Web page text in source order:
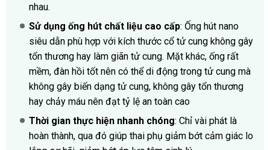
nhau.
Sử dụng ống hút chất liệu cao cấp: Ống hút nano
siêu dẫn phù hợp với kích thước cổ tử cung không gây
tổn thương hay làm giãn tử cung. Mặt khác, ống rất
mềm, đàn hồi tốt nên có thể di động trong tử cung mà
không gây biến dạng tử cung, không gây tổn thương
hay chảy máu nên đạt tỷ lệ an toàn cao
Thời gian thực hiện nhanh chóng: Chỉ vài phát là
hoàn thành, qua đó giúp thai phụ giảm bớt cảm giác lo